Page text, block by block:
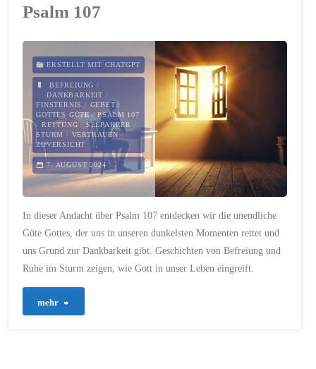
Psalm 107
ERSTELLT MIT CHATGPT
BEFREIUNG /
DANKBARKEIT /
FINSTERNIS / GEBET /
GOTTES GÜTE/PSALM 107
/ RETTUNG / SEEFAHRER /
STURM / VERTRAUEN /
ZUVERSICHT
7. AUGUST 2024
In dieser Andacht über Psalm 107 entdecken wir die unendliche
Güte Gottes, der uns in unseren dunkelsten Momenten rettet und
uns Grund zur Dankbarkeit gibt. Geschichten von Befreiung und
Ruhe im Sturm zeigen, wie Gott in unser Leben eingreift.
mehr